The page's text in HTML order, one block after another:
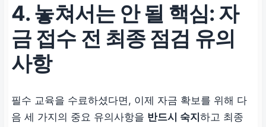
4. 놓쳐서는 안 될 핵심: 자
금 접수 전 최종 점검 유의
사항
필수 교육을 수료하셨다면, 이제 자금 확보를 위해 다
음 세 가지의 중요 유의사항을 반드시 숙지 하고 최종